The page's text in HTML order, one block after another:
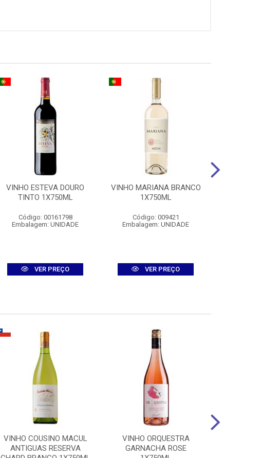
VINHO ESTEVA DOURO
TINTO 1X750ML
Código: 00161798
Embalagem: UNIDADE
VER PREÇO
VINHO MARIANA BRANCO
1X750ML
Código: 009421
Embalagem: UNIDADE
VER PREÇO
VINHO COUSINO MACUL
ANTIGUAS RESERVA
VINHO ORQUESTRA
GARNACHA ROSE